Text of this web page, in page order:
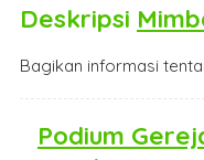
Deskripsi
Bagikan informasi
Podium